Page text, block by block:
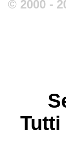
© 2000 -